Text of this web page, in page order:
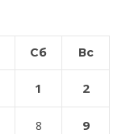
Сб Вс
1 2
8 9